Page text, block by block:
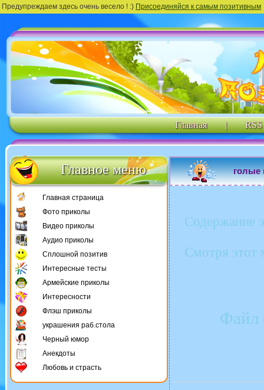
Предупреждаем здесь очень весело ! :) Присоединяйся к самым позитивным
Главная | RSS
Главное меню
Главная страница
Фото приколы
Видео приколы
Аудио приколы
Сплошной позитив
Интересные тесты
Армейские приколы
Интересности
Флэш приколы
украшения раб.стола
Черный юмор
Анекдоты
Любовь и страсть
голые
Содержание
Смотря этот
Файл